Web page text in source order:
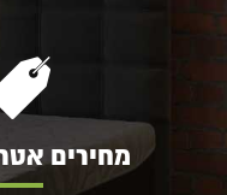
מחירים